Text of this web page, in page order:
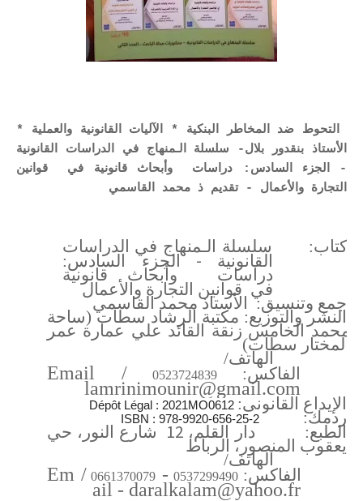
التحوط ضد المخاطر البنكية * الآليات القانونية والعملية *
الأستاذ بنقدور بلال- سلسلة الـمنهاج في الدراسات القانونية
- الجزء السادس: دراسات وأبحاث قانونية في قوانين
التجارة والأعمال - تقديم ذ محمد القاسمي
سلسلة الـمنهاج في الدراسات
القانونية - الجزء السادس:
دراسات وأبحاث قانونية
في قوانين التجارة والأعمال
جمع وتنسيق: الأستاذ محمد القاسمي
النشر والتوزيع: مكتبة الرشاد سطات (ساحة
محمد الخامس زنقة القائد علي عمارة عمر
المختار سطات)
الهاتف/
الفاكس:0523724839
/
Email
lamrinimounir@gmail.com
الإيداع القانوني: Dépôt Légal : 2021MO0612
ردمك: ISBN : 978-9920-656-25-2
الطبع: دار القلم، 12 شارع النور، حي
يعقوب المنصور، الرباط
الهاتف/
الفاكس: 0537299490
-
0661370079
/
Em
ail - daralkalam@yahoo.fr